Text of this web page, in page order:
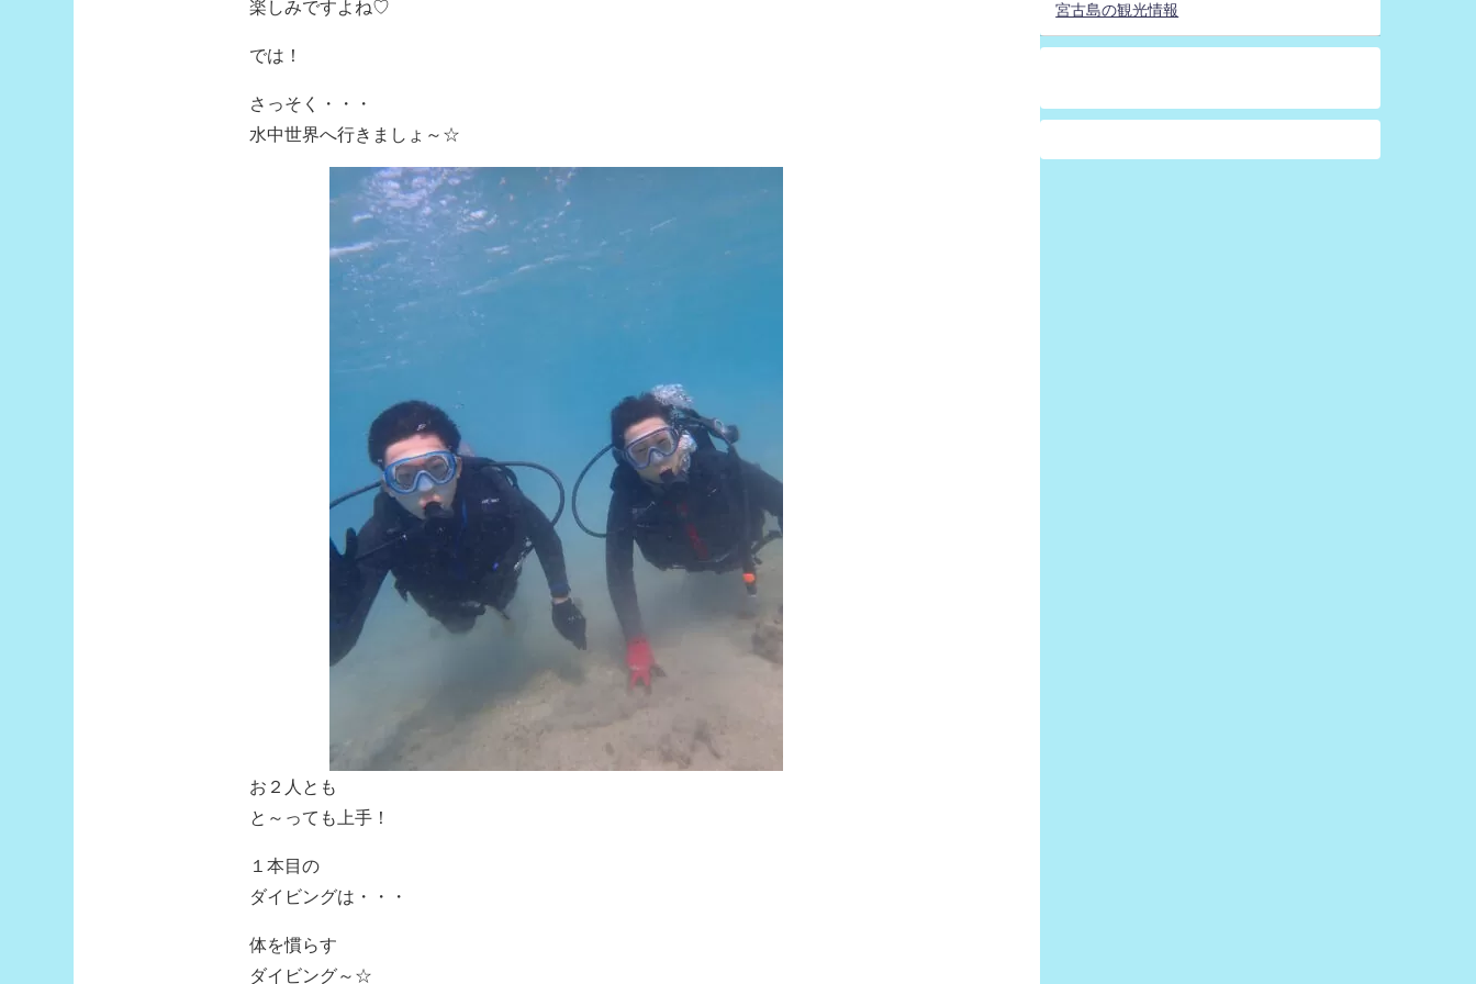
楽しみですよね♡
では！
さっそく・・・
水中世界へ行きましょ～☆
お２人とも
と～っても上手！
１本目の
ダイビングは・・・
体を慣らす
ダイビング～☆
宮古島の観光情報